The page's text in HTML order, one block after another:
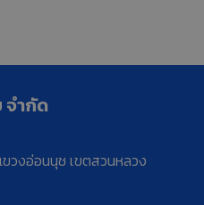
จำกัด
วงอ่อนนุช เขตสวนหลวง